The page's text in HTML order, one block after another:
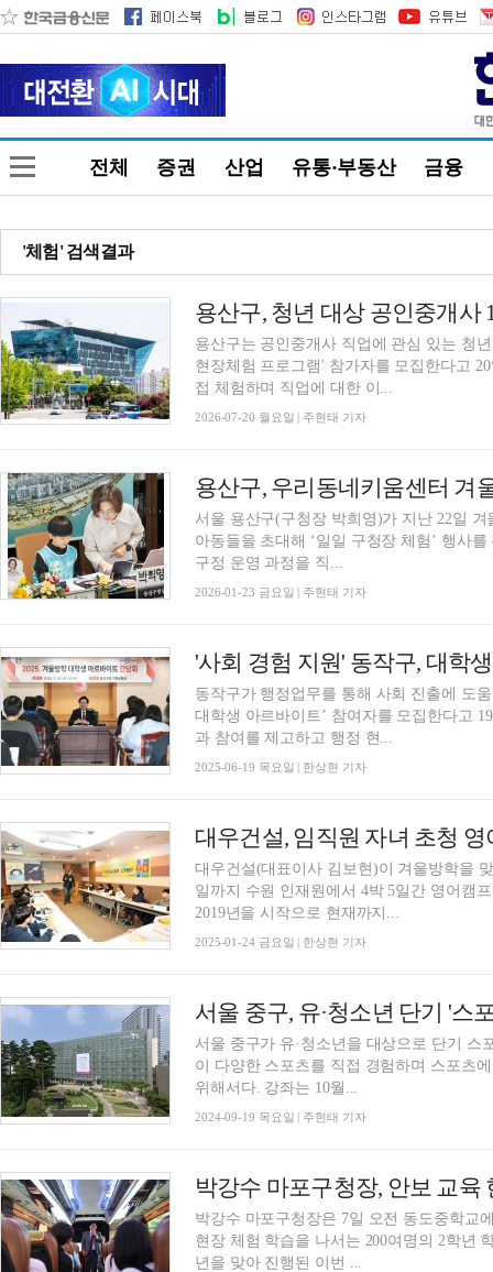
전체 증권 산업 유통·부동산 금융
'체험' 검색결과
용산구, 청년 대상 공인중개사
용산구는 공인중개사 직업에 관심 있는 청
현장체험 프로그램' 참가자를 모집한다고
접 체험하며 직업에 대한 이...
2026-07-20 월요일 | 주현태 기자
서울 용산구(구청장 박희영)가 지난 22일
아동들을 초대해 ‘일일 구청장 체험’ 행사를 진행했다. 이번 행사는 아이들
구정 운영 과정을 직...
2026-01-23 금요일 | 주현태 기자
'사회 경험 지원' 동작구, 대학
동작구가 행정업무를 통해 사회 진출에 도
대학생 아르바이트’ 참여자를 모집한다고
과 참여를 제고하고 행정 현...
2025-06-19 목요일 | 한상현 기자
대우건설, 임직원 자녀 초청
대우건설(대표이사 김보현)이 겨울방학을
일까지 수원 인재원에서 4박 5일간 영어캠
2019년을 시작으로 현재까지...
2025-01-24 금요일 | 한상현 기자
서울 중구, 유·청소년 단기 '스
서울 중구가 유·청소년을 대상으로 단기 스
이 다양한 스포츠를 직접 경험하며 스포츠
위해서다. 강좌는 10월...
2024-09-19 목요일 | 주현태 기자
박강수 마포구청장, 안보 교육
박강수 마포구청장은 7일 오전 동도중학교
현장 체험 학습을 나서는 200여명의 2학년 학생을 격려했다. 호국
년을 맞아 진행된 이번 ...